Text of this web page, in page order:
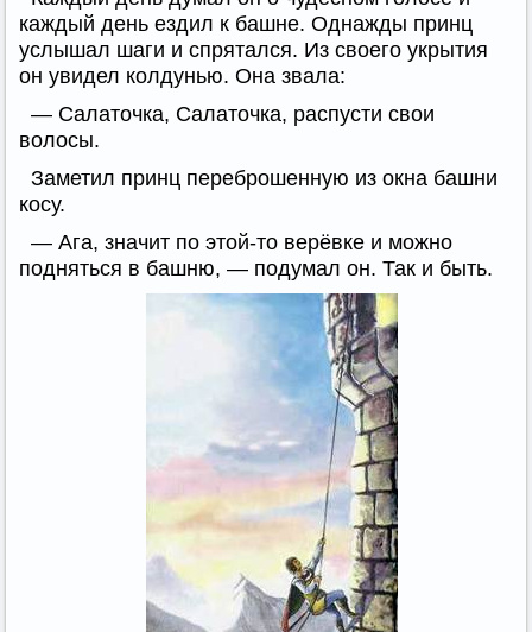
каждый день ездил к башне. Однажды принц
услышал шаги и спрятался. Из своего укрытия
он увидел колдунью. Она звала:
— Салаточка, Салаточка, распусти свои
волосы.
Заметил принц переброшенную из окна башни
косу.
— Ага, значит по этой-то верёвке и можно
подняться в башню, — подумал он. Так и быть.